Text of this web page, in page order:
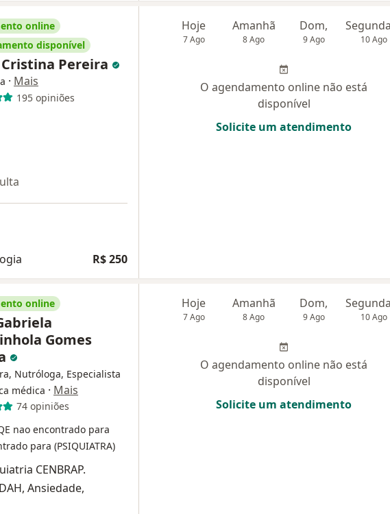
online
disponível
Pereira
· Mais
195 opiniões
R$ 250
Hoje
7 Ago
Amanhã
8 Ago
Dom,
9 Ago 10 Ago
O agendamento online não está
disponível
Solicite um atendimento
online
Gomes
Nutróloga, Especialista
médica · Mais
74 opiniões
nao encontrado para
para (PSIQUIATRA)
CENBRAP.
Ansiedade,
Hoje
7 Ago
Amanhã
8 Ago
Dom,
9 Ago 10 Ago
O agendamento online não está
disponível
Solicite um atendimento